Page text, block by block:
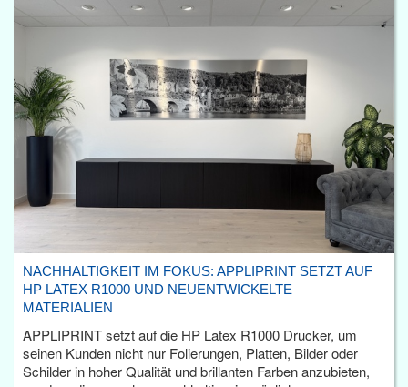
NACHHALTIGKEIT IM FOKUS: APPLIPRINT SETZT AUF
HP LATEX R1000 UND NEUENTWICKELTE
MATERIALIEN
APPLIPRINT setzt auf die HP Latex R1000 Drucker, um
seinen Kunden nicht nur Folierungen, Platten, Bilder oder
Schilder in hoher Qualität und brillanten Farben anzubieten,